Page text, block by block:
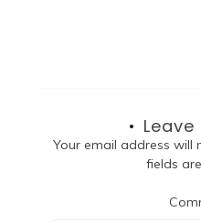
Leave
Your email address will
fields